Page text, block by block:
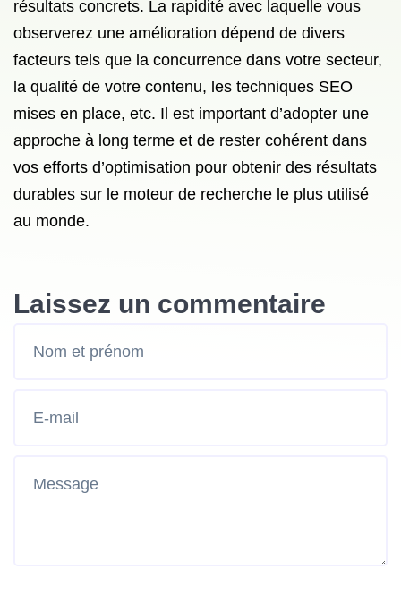
résultats concrets. La rapidité avec laquelle vous
observerez une amélioration dépend de divers
facteurs tels que la concurrence dans votre secteur,
la qualité de votre contenu, les techniques SEO
mises en place, etc. Il est important d’adopter une
approche à long terme et de rester cohérent dans
vos efforts d’optimisation pour obtenir des résultats
durables sur le moteur de recherche le plus utilisé
au monde.
Laissez un commentaire